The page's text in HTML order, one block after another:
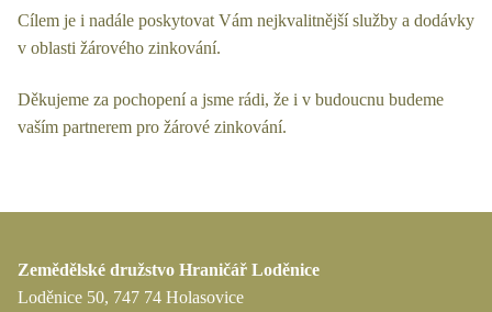
Cílem je i nadále poskytovat Vám nejkvalitnější služby a dodávky
v oblasti žárového zinkování.
Děkujeme za pochopení a jsme rádi, že i v budoucnu budeme
vaším partnerem pro žárové zinkování.
Zemědělské družstvo Hraničář Loděnice
Loděnice 50, 747 74 Holasovice